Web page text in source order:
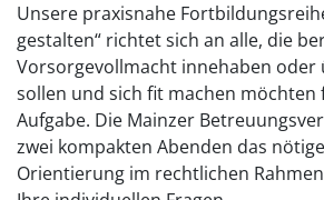
Unsere praxisnahe
gestalten“ richtet sich an alle, die
Vorsorgevollmacht innehaben oder
sollen und sich fit machen möchten
Aufgabe. Die Mainzer
zwei kompakten Abenden das
Orientierung im rechtlichen